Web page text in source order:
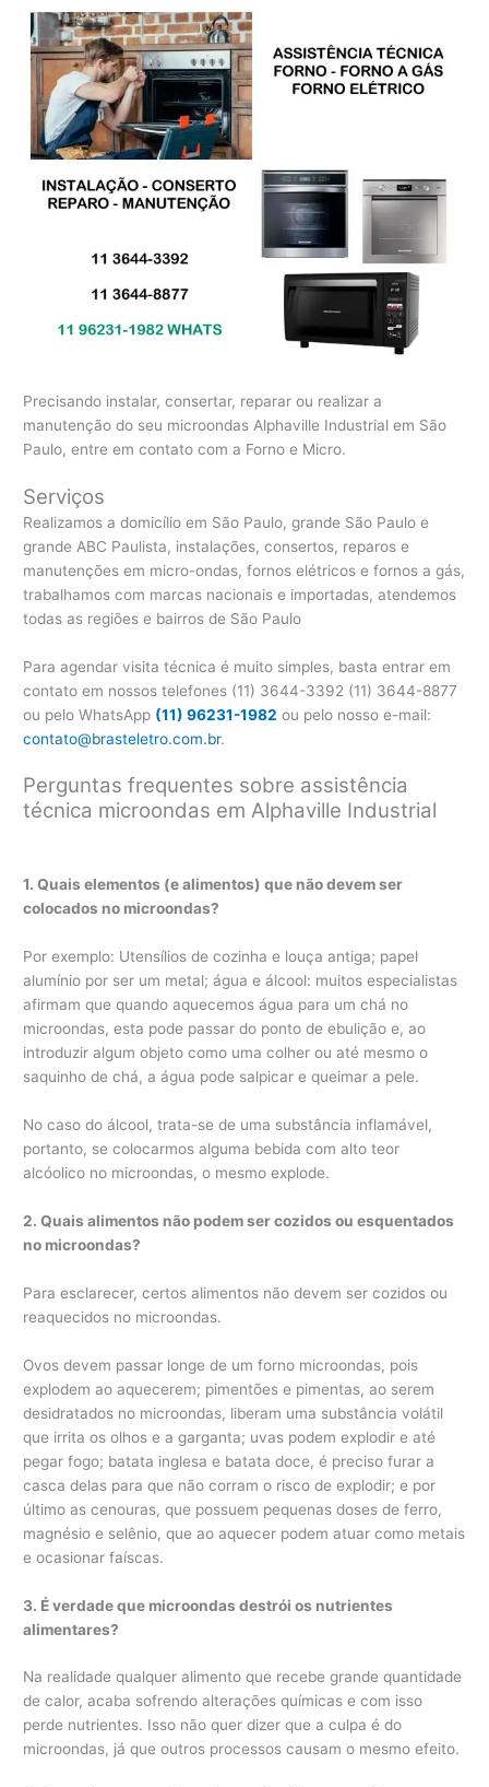
Precisando instalar, consertar, reparar ou realizar a
manutenção do seu microondas Alphaville Industrial em São
Paulo, entre em contato com a Forno e Micro.
Serviços
Realizamos a domicílio em São Paulo, grande São Paulo e
grande ABC Paulista, instalações, consertos, reparos e
manutenções em micro-ondas, fornos elétricos e fornos a gás,
trabalhamos com marcas nacionais e importadas, atendemos
todas as regiões e bairros de São Paulo
Para agendar visita técnica é muito simples, basta entrar em
contato em nossos telefones (11) 3644-3392 (11) 3644-8877
ou pelo WhatsApp (11) 96231-1982 ou pelo nosso e-mail:
contato@brasteletro.com.br.
Perguntas frequentes sobre assistência
técnica microondas em Alphaville Industrial
1. Quais elementos (e alimentos) que não devem ser
colocados no microondas?
Por exemplo: Utensílios de cozinha e louça antiga; papel
alumínio por ser um metal; água e álcool: muitos especialistas
afirmam que quando aquecemos água para um chá no
microondas, esta pode passar do ponto de ebulição e, ao
introduzir algum objeto como uma colher ou até mesmo o
saquinho de chá, a água pode salpicar e queimar a pele.
No caso do álcool, trata-se de uma substância inflamável,
portanto, se colocarmos alguma bebida com alto teor
alcóolico no microondas, o mesmo explode.
2. Quais alimentos não podem ser cozidos ou esquentados
no microondas?
Para esclarecer, certos alimentos não devem ser cozidos ou
reaquecidos no microondas.
Ovos devem passar longe de um forno microondas, pois
explodem ao aquecerem; pimentões e pimentas, ao serem
desidratados no microondas, liberam uma substância volátil
que irrita os olhos e a garganta; uvas podem explodir e até
pegar fogo; batata inglesa e batata doce, é preciso furar a
casca delas para que não corram o risco de explodir; e por
último as cenouras, que possuem pequenas doses de ferro,
magnésio e selênio, que ao aquecer podem atuar como metais
e ocasionar faíscas.
3. É verdade que microondas destrói os nutrientes
alimentares?
Na realidade qualquer alimento que recebe grande quantidade
de calor, acaba sofrendo alterações químicas e com isso
perde nutrientes. Isso não quer dizer que a culpa é do
microondas, já que outros processos causam o mesmo efeito.